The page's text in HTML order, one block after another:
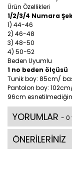
Ürün Özellikleri
1/2/3/4 Numara
1) 44-46
2) 46-48
3) 48-50
4) 50-52
Beden Uyumlu
1 no beden ölçüsü
Tunik boy: 85cm/
Pantolon boy:
96cm
YORUMLAR - 0
ÖNERİLERİNİZ